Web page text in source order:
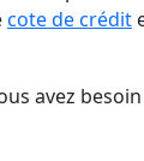
cote de crédit
avez